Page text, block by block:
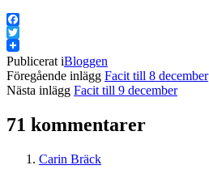
Facebook
Twitter
Publicerat iBloggen
Föregående inlägg Facit till 8 december
Nästa inlägg Facit till 9 december
71 kommentarer
Carin Bräck